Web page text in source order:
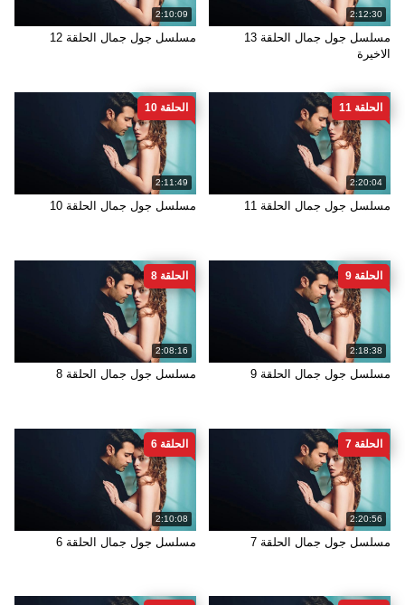
2:12:30
مسلسل جول جمال الحلقة 13
الاخيرة
2:10:09
مسلسل جول جمال الحلقة 12
2:20:04
الحلقة 11
مسلسل جول جمال الحلقة 11
2:11:49
الحلقة 10
مسلسل جول جمال الحلقة 10
2:18:38
الحلقة 9
مسلسل جول جمال الحلقة 9
2:08:16
الحلقة 8
مسلسل جول جمال الحلقة 8
2:20:56
الحلقة 7
مسلسل جول جمال الحلقة 7
2:10:08
الحلقة 6
مسلسل جول جمال الحلقة 6